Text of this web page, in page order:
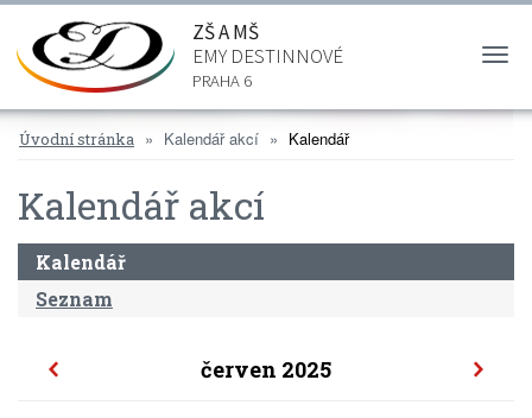
ZŠ A MŠ
EMY DESTINNOVÉ
PRAHA 6
Úvodní stránka Kalendář akcí Kalendář
Kalendář akcí
Kalendář
Seznam
červen 2025